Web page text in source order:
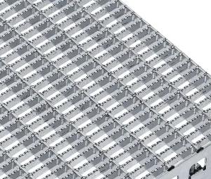
Flexi Aqua Sokkelaffugter